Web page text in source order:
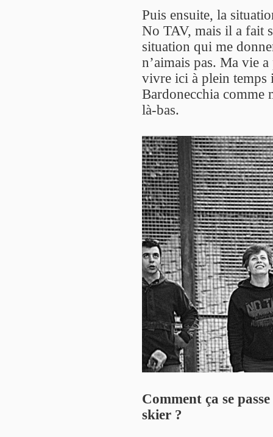
Puis ensuite, la
No TAV, mais il a fait
situation qui me
n’aimais pas. Ma vie
vivre ici à plein temps
Bardonecchia comme
là-bas.
Comment ça se
skier ?